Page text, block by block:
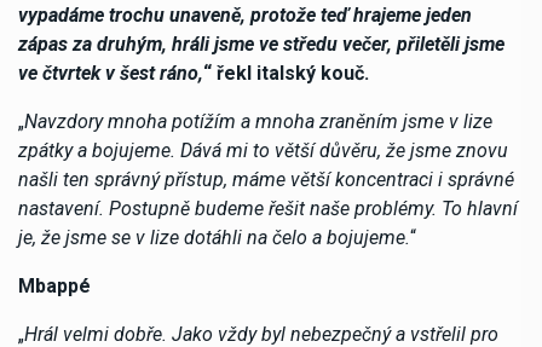
vypadáme trochu unaveně, protože teď hrajeme jeden
zápas za druhým, hráli jsme ve středu večer, přiletěli jsme
ve čtvrtek v šest ráno,“ řekl italský kouč.
„Navzdory mnoha potížím a mnoha zraněním jsme v lize
zpátky a bojujeme. Dává mi to větší důvěru, že jsme znovu
našli ten správný přístup, máme větší koncentraci i správné
nastavení. Postupně budeme řešit naše problémy. To hlavní
je, že jsme se v lize dotáhli na čelo a bojujeme.“
Mbappé
„Hrál velmi dobře. Jako vždy byl nebezpečný a vstřelil pro